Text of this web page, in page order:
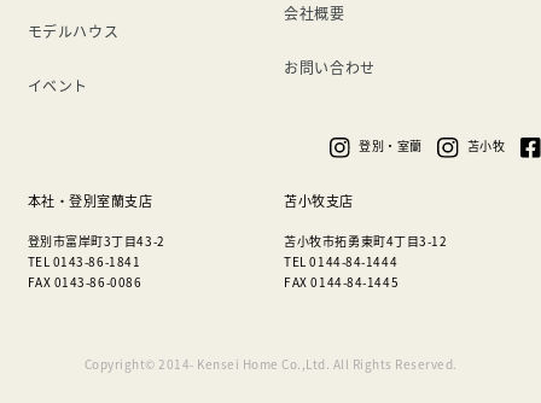
モデルハウス
イベント
会社概要
お問い合わせ
本社・登別室蘭支店
登別市富岸町3丁目43-2
TEL 0143-86-1841
FAX 0143-86-0086
苫小牧支店
苫小牧市拓勇東町4丁目3-12
TEL 0144-84-1444
FAX 0144-84-1445
登別・室蘭 苫小牧
Copyright© 2014- Kensei Home Co.,Ltd. All Rights Reserved.